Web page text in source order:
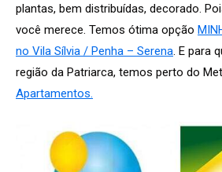
plantas, bem distribuídas, decorado.
você merece. Temos ótima opção
no Vila Sílvia / Penha – Serena. E para
região da Patriarca, temos perto do
Apartamentos.